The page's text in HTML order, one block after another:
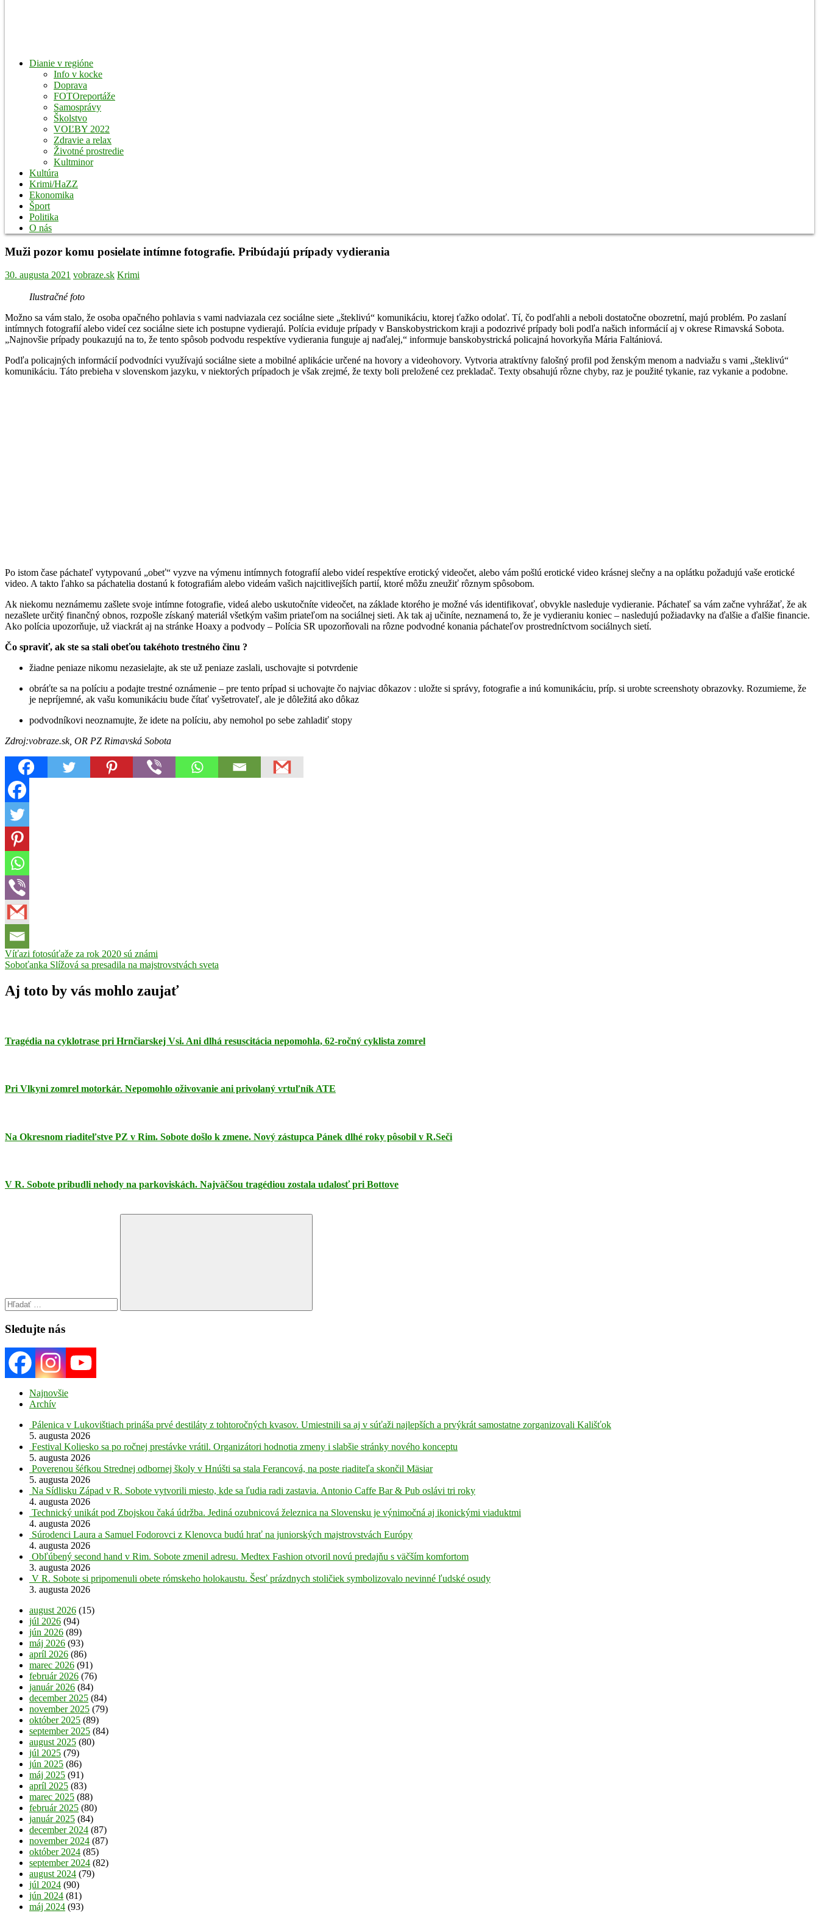
Dianie v regióne
Info v kocke
Doprava
FOTOreportáže
Samosprávy
Školstvo
VOĽBY 2022
Zdravie a relax
Životné prostredie
Kultminor
Kultúra
Krimi/HaZZ
Ekonomika
Šport
Politika
O nás
Muži pozor komu posielate intímne fotografie. Pribúdajú prípady vydierania
30. augusta 2021 vobraze.sk Krimi
Ilustračné foto
Možno sa vám stalo, že osoba opačného pohlavia s vami nadviazala cez sociálne siete „šteklivú“ komunikáciu, ktorej ťažko odolať. Tí, čo podľahli a neboli dostatočne obozretní, majú problém. Po zaslaní
intímnych fotografií alebo videí cez sociálne siete ich postupne vydierajú. Polícia eviduje prípady v Banskobystrickom kraji a podozrivé prípady boli podľa našich informácií aj v okrese Rimavská Sobota.
„Najnovšie prípady poukazujú na to, že tento spôsob podvodu respektíve vydierania funguje aj naďalej,“ informuje banskobystrická policajná hovorkyňa Mária Faltániová.
Podľa policajných informácií podvodníci využívajú sociálne siete a mobilné aplikácie určené na hovory a videohovory. Vytvoria atraktívny falošný profil pod ženským menom a nadviažu s vami „šteklivú“
komunikáciu. Táto prebieha v slovenskom jazyku, v niektorých prípadoch je však zrejmé, že texty boli preložené cez prekladač. Texty obsahujú rôzne chyby, raz je použité tykanie, raz vykanie a podobne.
Po istom čase páchateľ vytypovanú „obeť“ vyzve na výmenu intímnych fotografií alebo videí respektíve erotický videočet, alebo vám pošlú erotické video krásnej slečny a na oplátku požadujú vaše erotické
video. A takto ľahko sa páchatelia dostanú k fotografiám alebo videám vašich najcitlivejších partií, ktoré môžu zneužiť rôznym spôsobom.
Ak niekomu neznámemu zašlete svoje intímne fotografie, videá alebo uskutočníte videočet, na základe ktorého je možné vás identifikovať, obvykle nasleduje vydieranie. Páchateľ sa vám začne vyhrážať, že ak
nezašlete určitý finančný obnos, rozpošle získaný materiál všetkým vašim priateľom na sociálnej sieti. Ak tak aj učiníte, neznamená to, že je vydieraniu koniec – nasledujú požiadavky na ďalšie a ďalšie financie.
Ako polícia upozorňuje, už viackrát aj na stránke Hoaxy a podvody – Polícia SR upozorňovali na rôzne podvodné konania páchateľov prostredníctvom sociálnych sietí.
Čo spraviť, ak ste sa stali obeťou takéhoto trestného činu ?
žiadne peniaze nikomu nezasielajte, ak ste už peniaze zaslali, uschovajte si potvrdenie
obráťte sa na políciu a podajte trestné oznámenie – pre tento prípad si uchovajte čo najviac dôkazov : uložte si správy, fotografie a inú komunikáciu, príp. si urobte screenshoty obrazovky. Rozumieme, že
je nepríjemné, ak vašu komunikáciu bude čítať vyšetrovateľ, ale je dôležitá ako dôkaz
podvodníkovi neoznamujte, že idete na políciu, aby nemohol po sebe zahladiť stopy
Zdroj:vobraze.sk, OR PZ Rimavská Sobota
Navigácia
v
článku
Previous
Post:
Víťazi fotosúťaže za rok 2020 sú známi
Next
Soboťanka Slížová sa presadila na majstrovstvách sveta
Aj toto by vás mohlo zaujať
Tragédia na cyklotrase pri Hrnčiarskej Vsi. Ani dlhá resuscitácia nepomohla, 62-ročný cyklista zomrel
Pri Vlkyni zomrel motorkár. Nepomohlo oživovanie ani privolaný vrtuľník ATE
Na Okresnom riaditeľstve PZ v Rim. Sobote došlo k zmene. Nový zástupca Pánek dlhé roky pôsobil v R.Seči
V R. Sobote pribudli nehody na parkoviskách. Najväčšou tragédiou zostala udalosť pri Bottove
Search
Sledujte nás
Najnovšie
Archív
Pálenica v Lukovištiach prináša prvé destiláty z tohtoročných kvasov. Umiestnili sa aj v súťaži najlepších a prvýkrát samostatne zorganizovali Kališťok
5. augusta 2026
Festival Koliesko sa po ročnej prestávke vrátil. Organizátori hodnotia zmeny i slabšie stránky nového konceptu
5. augusta 2026
Poverenou šéfkou Strednej odbornej školy v Hnúšti sa stala Ferancová, na poste riaditeľa skončil Mäsiar
5. augusta 2026
Na Sídlisku Západ v R. Sobote vytvorili miesto, kde sa ľudia radi zastavia. Antonio Caffe Bar & Pub oslávi tri roky
4. augusta 2026
Technický unikát pod Zbojskou čaká údržba. Jediná ozubnicová železnica na Slovensku je výnimočná aj ikonickými viaduktmi
4. augusta 2026
Súrodenci Laura a Samuel Fodorovci z Klenovca budú hrať na juniorských majstrovstvách Európy
4. augusta 2026
Obľúbený second hand v Rim. Sobote zmenil adresu. Medtex Fashion otvoril novú predajňu s väčším komfortom
3. augusta 2026
V R. Sobote si pripomenuli obete rómskeho holokaustu. Šesť prázdnych stoličiek symbolizovalo nevinné ľudské osudy
3. augusta 2026
august 2026 (15)
júl 2026 (94)
jún 2026 (89)
máj 2026 (93)
apríl 2026 (86)
marec 2026 (91)
február 2026 (76)
január 2026 (84)
december 2025 (84)
november 2025 (79)
október 2025 (89)
september 2025 (84)
august 2025 (80)
júl 2025 (79)
jún 2025 (86)
máj 2025 (91)
apríl 2025 (83)
marec 2025 (88)
február 2025 (80)
január 2025 (84)
december 2024 (87)
november 2024 (87)
október 2024 (85)
september 2024 (82)
august 2024 (79)
júl 2024 (90)
jún 2024 (81)
máj 2024 (93)